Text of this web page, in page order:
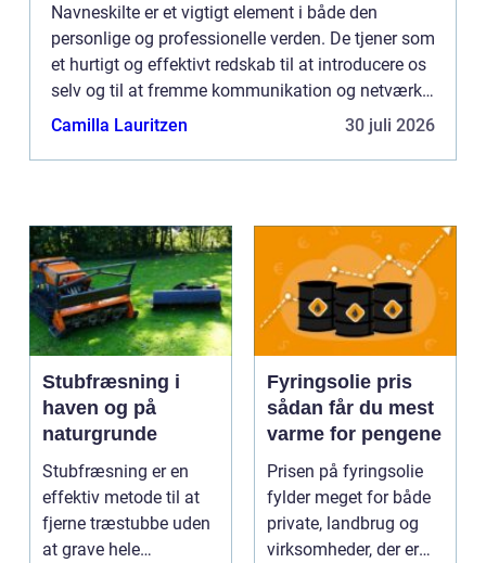
Navneskilte er et vigtigt element i både den
personlige og professionelle verden. De tjener som
et hurtigt og effektivt redskab til at introducere os
selv og til at fremme kommunikation og netværk.
Et navneskilt kan sige meget mere end bare et
Camilla Lauritzen 30 juli 2026
Stubfræsning i
haven og på
naturgrunde
Stubfræsning er en
effektiv metode til at
fjerne træstubbe uden
at grave hele
Fyringsolie pris
sådan får du mest
varme for pengene
Prisen på fyringsolie
fylder meget for både
private, landbrug og
virksomheder, der er